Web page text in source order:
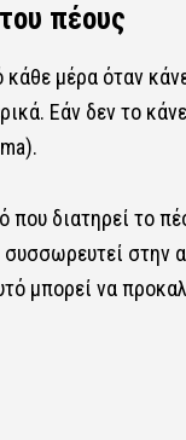
πέους
μέρα όταν
Εάν δεν το
που διατηρεί το
στην
μπορεί να